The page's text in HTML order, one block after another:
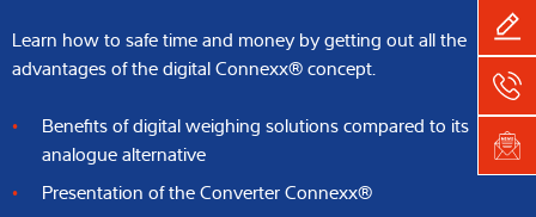
Learn how to safe time and money by getting out all the
advantages of the digital Connexx® concept.
Benefits of digital weighing solutions compared to its
analogue alternative
Presentation of the Converter Connexx®